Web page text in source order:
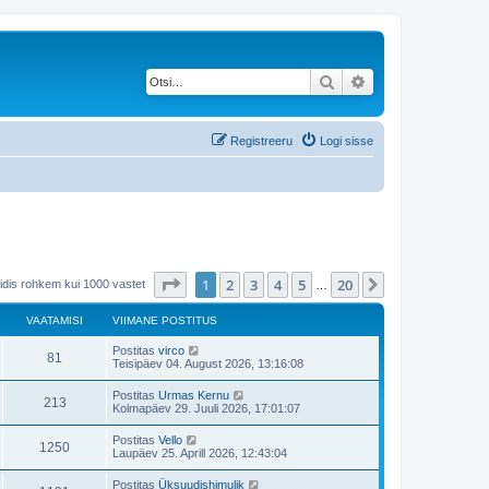
Otsi
Logi sisse
Registreeru
rohkem kui 1000 vastet . leht 20 -st
1 2 3 4 5 20
VAATAMISI VIIMANE POSTITUS
81
a
t
a
V
i
m
a
n
e
p
o
s
t
Postitas virco
Teisipäev 04. August 2026, 13:16:08
213V
a
V
m
a
n
e
p
Postitas Urmas Kernu
Kolmapäev 29. Juuli 2026, 17:01:07
1250V
a
V
m
Postitas Vello
Laupäev 25. Aprill 2026, 12:43:04
V
Postitas Üksuudishimulik